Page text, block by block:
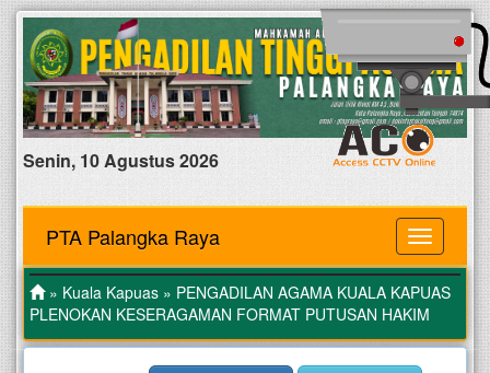
Senin, 10 Agustus 2026
MENU
PTA Palangka Raya
» Kuala Kapuas » PENGADILAN AGAMA KUALA KAPUAS
PLENOKAN KESERAGAMAN FORMAT PUTUSAN HAKIM